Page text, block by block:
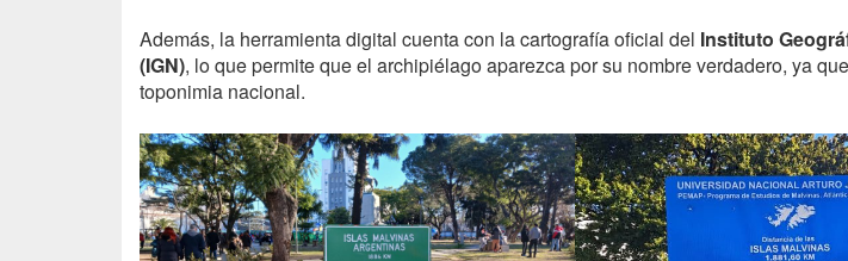
Además, la herramienta digital cuenta con la cartografía oficial del Instituto
(IGN), lo que permite que el archipiélago aparezca por su nombre verdadero, ya
toponimia nacional.